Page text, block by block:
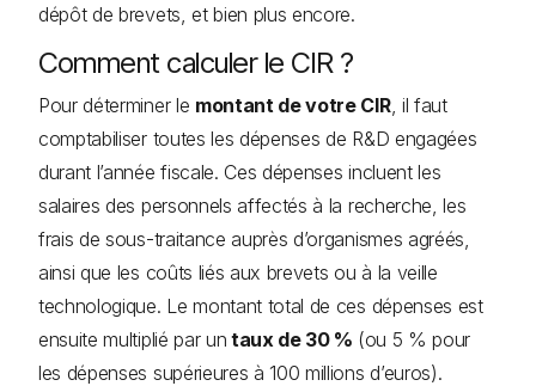
dépôt de brevets, et bien plus encore.
Comment calculer le CIR ?
Pour déterminer le montant de votre CIR, il faut
comptabiliser toutes les dépenses de R&D engagées
durant l’année fiscale. Ces dépenses incluent les
salaires des personnels affectés à la recherche, les
frais de sous-traitance auprès d’organismes agréés,
ainsi que les coûts liés aux brevets ou à la veille
technologique. Le montant total de ces dépenses est
ensuite multiplié par un taux de 30 % (ou 5 % pour
les dépenses supérieures à 100 millions d’euros).